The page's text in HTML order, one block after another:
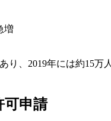
増
、2019年には約15
可申請